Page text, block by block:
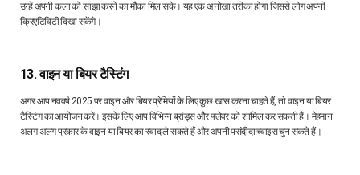
उन्हें अपनी कला को साझा करने का मौका मिल सके। यह एक अनोखा तरीका होगा जिससे लोग अपनी
क्रिएटिविटी दिखा सकेंगे।
13. वाइन या बियर टैस्टिंग
अगर आप नववर्ष 2025 पर वाइन और बियर प्रेमियों के लिए कुछ खास करना चाहते हैं, तो वाइन या बियर
टैस्टिंग का आयोजन करें। इसके लिए आप विभिन्न ब्रांड्स और फ्लेवर को शामिल कर सकती हैं। मेहमान
अलग-अलग प्रकार के वाइन या बियर का स्वाद ले सकते हैं और अपनी पसंदीदा च्वाइस चुन सकते हैं।